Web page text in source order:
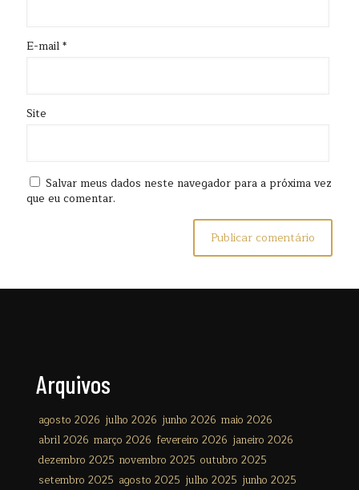
E-mail*
Site
Salvar meus dados neste navegador para a próxima vez
que eu comentar.
Arquivos
agosto 2026 julho 2026 junho 2026 maio 2026
abril 2026 março 2026 fevereiro 2026 janeiro 2026
dezembro 2025 novembro 2025 outubro 2025
setembro 2025 agosto 2025 julho 2025 junho 2025